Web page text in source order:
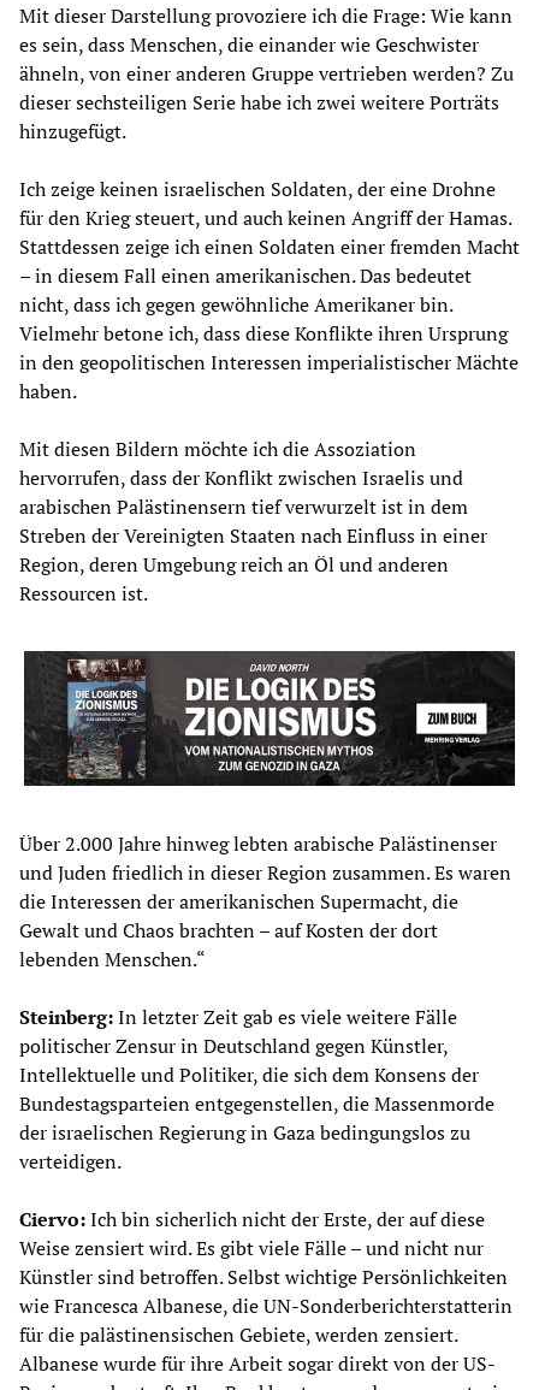
Mit dieser Darstellung provoziere ich die Frage: Wie kann
es sein, dass Menschen, die einander wie Geschwister
ähneln, von einer anderen Gruppe vertrieben werden? Zu
dieser sechsteiligen Serie habe ich zwei weitere Porträts
hinzugefügt.
Ich zeige keinen israelischen Soldaten, der eine Drohne
für den Krieg steuert, und auch keinen Angriff der Hamas.
Stattdessen zeige ich einen Soldaten einer fremden Macht
– in diesem Fall einen amerikanischen. Das bedeutet
nicht, dass ich gegen gewöhnliche Amerikaner bin.
Vielmehr betone ich, dass diese Konflikte ihren Ursprung
in den geopolitischen Interessen imperialistischer Mächte
haben.
Mit diesen Bildern möchte ich die Assoziation
hervorrufen, dass der Konflikt zwischen Israelis und
arabischen Palästinensern tief verwurzelt ist in dem
Streben der Vereinigten Staaten nach Einfluss in einer
Region, deren Umgebung reich an Öl und anderen
Ressourcen ist.
Über 2.000 Jahre hinweg lebten arabische Palästinenser
und Juden friedlich in dieser Region zusammen. Es waren
die Interessen der amerikanischen Supermacht, die
Gewalt und Chaos brachten – auf Kosten der dort
lebenden Menschen.“
Steinberg:In letzter Zeit gab es viele weitere Fälle
politischer Zensur in Deutschland gegen Künstler,
Intellektuelle und Politiker, die sich dem Konsens der
Bundestagsparteien entgegenstellen, die Massenmorde
der israelischen Regierung in Gaza bedingungslos zu
verteidigen.
Ciervo:Ich bin sicherlich nicht der Erste, der auf diese
Weise zensiert wird. Es gibt viele Fälle – und nicht nur
Künstler sind betroffen. Selbst wichtige Persönlichkeiten
wie Francesca Albanese, die UN-Sonderberichterstatterin
für die palästinensischen Gebiete, werden zensiert.
Albanese wurde für ihre Arbeit sogar direkt von der US-